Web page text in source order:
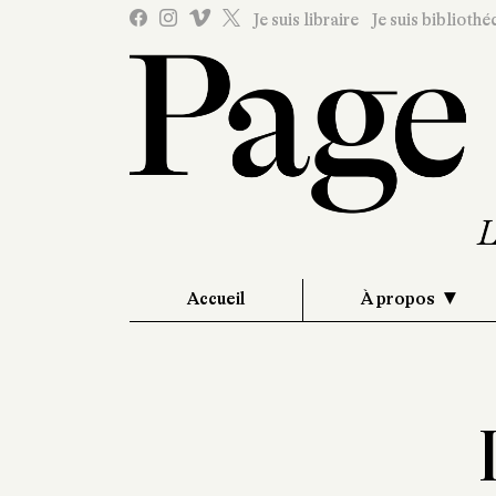
Je suis libraire Je suis
Accueil À propos